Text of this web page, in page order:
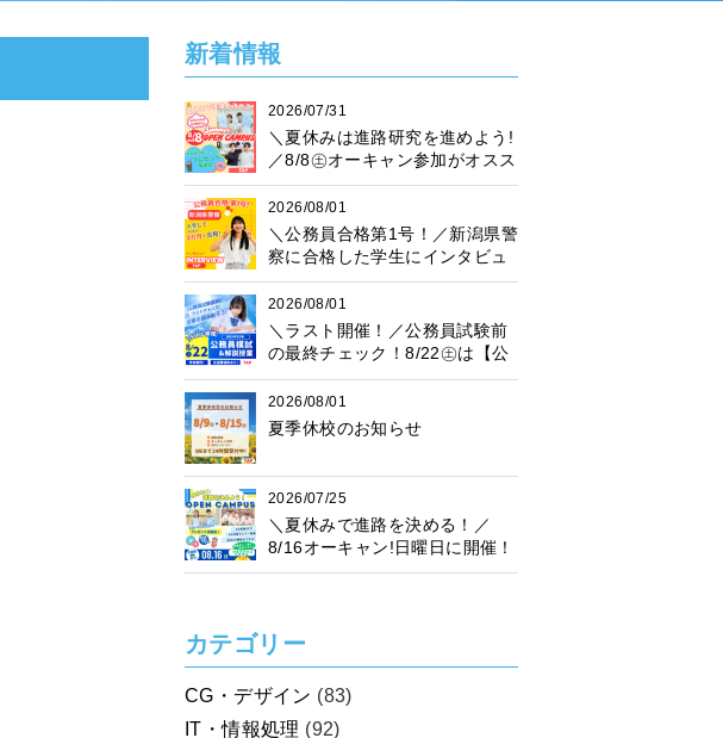
新着情報
2026/07/31
＼夏休みは進路研究を進めよう!
／8/8㊏オーキャン参加がオスス
メ♪プレゼント抽選会も開催中！
2026/08/01
＼公務員合格第1号！／新潟県警
察に合格した学生にインタビュ
ー！
2026/08/01
＼ラスト開催！／公務員試験前
の最終チェック！8/22㊏は【公
務員模試】に参加しよう♪
2026/08/01
夏季休校のお知らせ
2026/07/25
＼夏休みで進路を決める！／
8/16オーキャン!日曜日に開催！
プレゼント抽選会も♪楽しく進路
カテゴリー
CG・デザイン (83)
IT・情報処理 (92)